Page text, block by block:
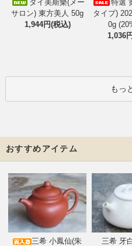
タイ美斯樂(メー
サロン) 東方美人 50g
1,944円(税込)
特選
タイプ)
0g
1,036
もっ
おすすめアイテム
三希 小鳳仙(朱
三希 牙